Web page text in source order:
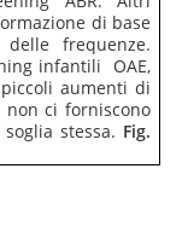
di base
frequenze.
infantili OAE,
aumenti di
non ci forniscono
stessa. Fig.